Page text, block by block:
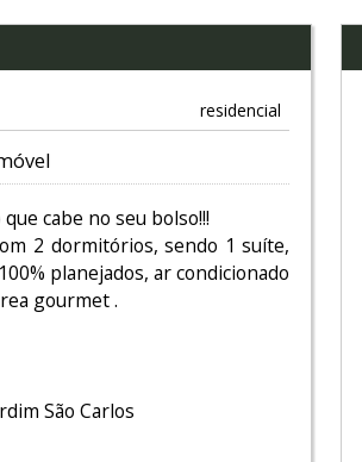
residencial
cabe no seu bolso!!!
2 dormitórios, sendo 1 suíte,
planejados, ar condicionado
gourmet .
São Carlos